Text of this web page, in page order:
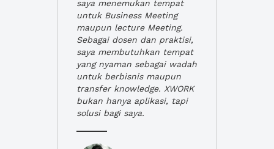
saya menemukan tempat
untuk Business Meeting
maupun lecture Meeting.
Sebagai dosen dan praktisi,
saya membutuhkan tempat
yang nyaman sebagai wadah
untuk berbisnis maupun
transfer knowledge. XWORK
bukan hanya aplikasi, tapi
solusi bagi saya.